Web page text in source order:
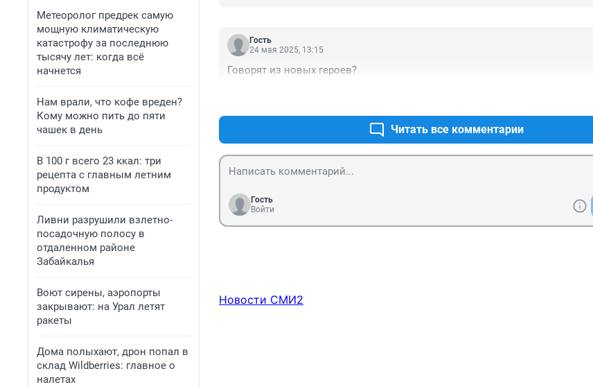
Метеоролог предрек самую
мощную климатическую
катастрофу за последнюю
тысячу лет: когда всё
начнется
Нам врали, что кофе вреден?
Кому можно пить до пяти
чашек в день
В 100 г всего 23 ккал: три
рецепта с главным летним
продуктом
Ливни разрушили взлетно-
посадочную полосу в
отдаленном районе
Забайкалья
Воют сирены, аэропорты
закрывают: на Урал летят
ракеты
Дома полыхают, дрон попал в
склад Wildberries: главное о
налетах
Гость
24 мая 2025, 13:15
Говорят из новых героев?
Читать все комментарии
Гость
Войти
Новости СМИ2